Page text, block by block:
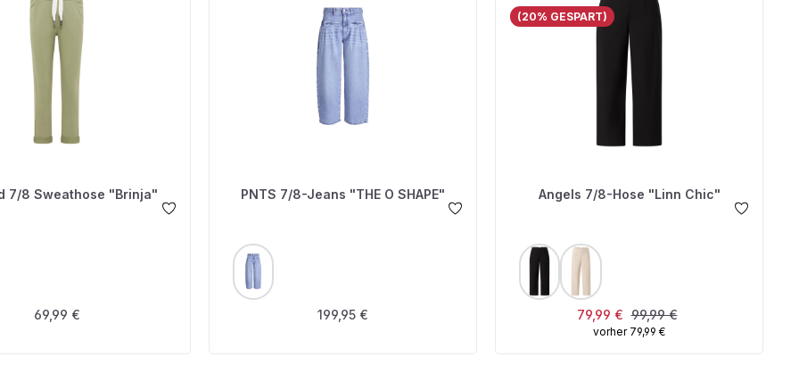
7/8 Sweathose "Brinja"
Regulärer Preis:
69,99 €
PNTS 7/8-Jeans "THE O SHAPE"
FARBE
Regulärer Preis:
199,95 €
(20% GESPART)
Angels 7/8-Hose "Linn Chic"
FARBE AUSWÄHLEN
Verkaufspreis:
79,99 € Regulärer Preis:
99,99 €
vorher 79,99 €